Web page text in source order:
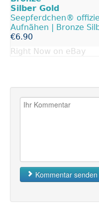
Seepferdchen®
Aufnähen | Bronze
€6.90
Right Now on eBay
Kommentar senden